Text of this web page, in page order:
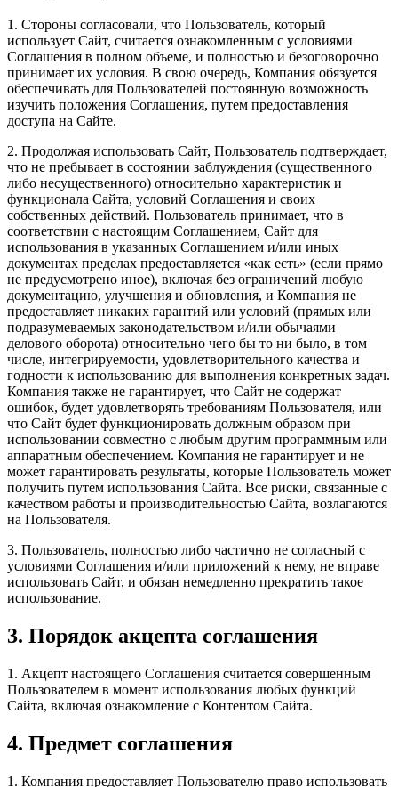
1. Стороны согласовали, что Пользователь, который
использует Сайт, считается ознакомленным с условиями
Соглашения в полном объеме, и полностью и безоговорочно
принимает их условия. В свою очередь, Компания обязуется
обеспечивать для Пользователей постоянную возможность
изучить положения Соглашения, путем предоставления
доступа на Сайте.
2. Продолжая использовать Сайт, Пользователь подтверждает,
что не пребывает в состоянии заблуждения (существенного
либо несущественного) относительно характеристик и
функционала Сайта, условий Соглашения и своих
собственных действий. Пользователь принимает, что в
соответствии с настоящим Соглашением, Сайт для
использования в указанных Соглашением и/или иных
документах пределах предоставляется «как есть» (если прямо
не предусмотрено иное), включая без ограничений любую
документацию, улучшения и обновления, и Компания не
предоставляет никаких гарантий или условий (прямых или
подразумеваемых законодательством и/или обычаями
делового оборота) относительно чего бы то ни было, в том
числе, интегрируемости, удовлетворительного качества и
годности к использованию для выполнения конкретных задач.
Компания также не гарантирует, что Сайт не содержат
ошибок, будет удовлетворять требованиям Пользователя, или
что Сайт будет функционировать должным образом при
использовании совместно с любым другим программным или
аппаратным обеспечением. Компания не гарантирует и не
может гарантировать результаты, которые Пользователь может
получить путем использования Сайта. Все риски, связанные с
качеством работы и производительностью Сайта, возлагаются
на Пользователя.
3. Пользователь, полностью либо частично не согласный с
условиями Соглашения и/или приложений к нему, не вправе
использовать Сайт, и обязан немедленно прекратить такое
использование.
3. Порядок акцепта соглашения
1. Акцепт настоящего Соглашения считается совершенным
Пользователем в момент использования любых функций
Сайта, включая ознакомление с Контентом Сайта.
4. Предмет соглашения
1. Компания предоставляет Пользователю право использовать